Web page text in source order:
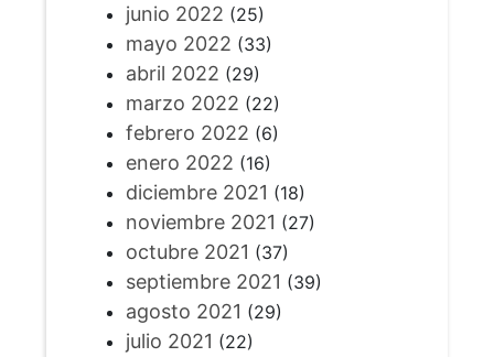
junio 2022 (25)
mayo 2022 (33)
abril 2022 (29)
marzo 2022 (22)
febrero 2022 (6)
enero 2022 (16)
diciembre 2021 (18)
noviembre 2021 (27)
octubre 2021 (37)
septiembre 2021 (39)
agosto 2021 (29)
julio 2021 (22)